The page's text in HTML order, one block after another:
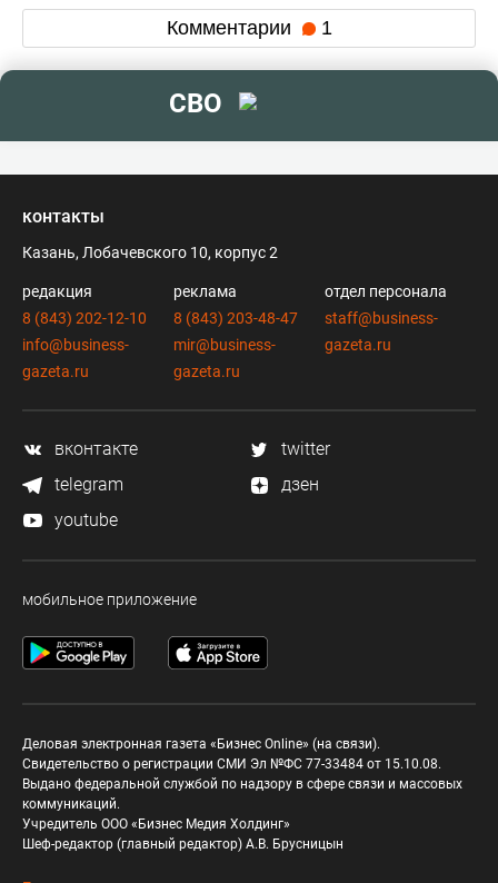
Комментарии 1
СВО
контакты
Казань, Лобачевского 10, корпус 2
редакция
8 (843) 202-12-10
info@business-
gazeta.ru
реклама
8 (843) 203-48-47
mir@business-
gazeta.ru
отдел персонала
staff@business-
gazeta.ru
вконтакте
twitter
telegram
дзен
youtube
мобильное приложение
Деловая электронная газета «Бизнес Online» (на связи).
Свидетельство о регистрации СМИ Эл №ФС 77-33484 от 15.10.08.
Выдано федеральной службой по надзору в сфере связи и массовых
коммуникаций.
Учредитель ООО «Бизнес Медия Холдинг»
Шеф-редактор (главный редактор) А.В. Брусницын